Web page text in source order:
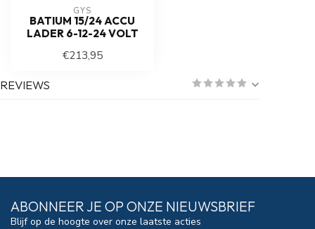
GYS
BATIUM 15/24 ACCU
LADER 6-12-24 VOLT
€213,95
REVIEWS
ABONNEER JE OP ONZE NIEUWSBRIEF
Blijf op de hoogte over onze laatste acties